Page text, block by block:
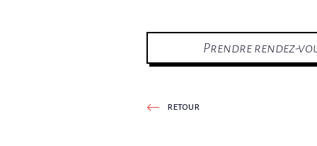
Prendre rendez-
retour